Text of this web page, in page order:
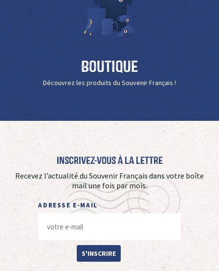
Boutique
Découvrez les produits du Souvenir Français !
Inscrivez-vous à La Lettre
Recevez l’actualité du Souvenir Français dans votre boîte
mail une fois par mois.
ADRESSE E-MAIL
S'INSCRIRE